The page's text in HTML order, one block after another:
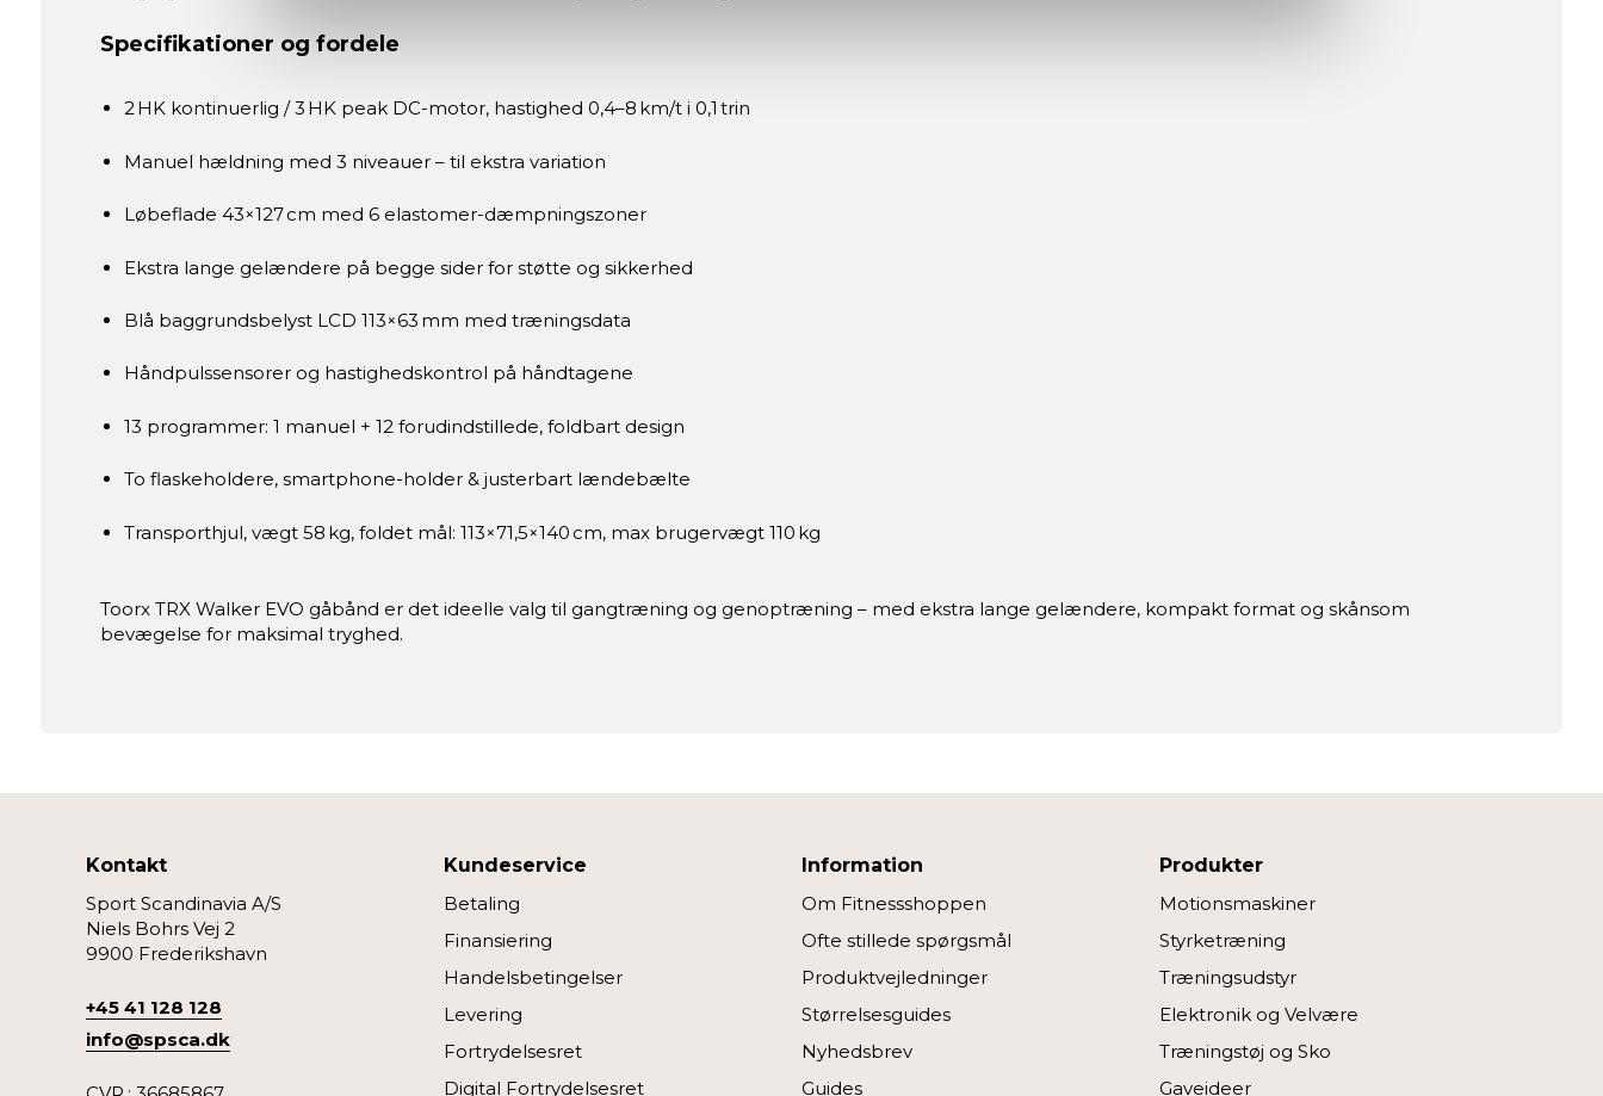
Specifikationer og fordele
2 HK kontinuerlig / 3 HK peak DC-motor, hastighed 0,4–8 km/t i 0,1 trin
Manuel hældning med 3 niveauer – til ekstra variation
Løbeflade 43×127 cm med 6 elastomer-dæmpningszoner
Ekstra lange gelændere på begge sider for støtte og sikkerhed
Blå baggrundsbelyst LCD 113×63 mm med træningsdata
Håndpulssensorer og hastighedskontrol på håndtagene
13 programmer: 1 manuel + 12 forudindstillede, foldbart design
To flaskeholdere, smartphone-holder & justerbart lændebælte
Transporthjul, vægt 58 kg, foldet mål: 113×71,5×140 cm, max brugervægt 110 kg
Toorx TRX Walker EVO gåbånd er det ideelle valg til gangtræning og genoptræning – med ekstra lange gelændere, kompakt format og skånsom
bevægelse for maksimal tryghed.
Kontakt
Sport Scandinavia A/S
Niels Bohrs Vej 2
9900 Frederikshavn
+45 41 128 128
info@spsca.dk
Kundeservice
Betaling
Finansiering
Handelsbetingelser
Levering
Fortrydelsesret
Digital Fortrydelsesret
Information
Om Fitnessshoppen
Ofte stillede spørgsmål
Produktvejledninger
Størrelsesguides
Nyhedsbrev
Guides
Produkter
Motionsmaskiner
Styrketræning
Træningsudstyr
Elektronik og Velvære
Træningstøj og Sko
Gaveideer